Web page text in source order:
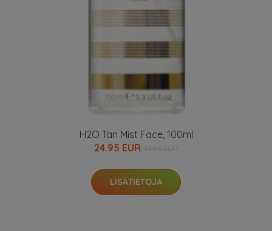
H2O Tan Mist Face, 100ml
24.95 EUR
LISÄTIETOJA